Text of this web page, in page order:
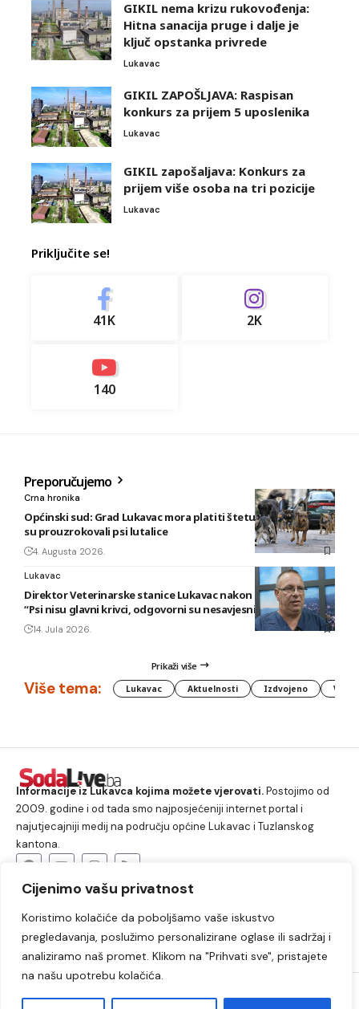
Cijenimo vašu privatnost
Koristimo kolačiće da poboljšamo vaše iskustvo
pregledavanja, poslužimo personalizirane oglase ili sadržaj i
analiziramo naš promet. Klikom na "Prihvati sve", pristajete
na našu upotrebu kolačića.
GIKIL nema krizu rukovođenja:
Hitna sanacija pruge i dalje je
ključ opstanka privrede
Lukavac
GIKIL ZAPOŠLJAVA: Raspisan
konkurs za prijem 5 uposlenika
Lukavac
GIKIL zapošaljava: Konkurs za
prijem više osoba na tri pozicije
Lukavac
Priključite se!
41K 2K
140
Preporučujemo
Crna hronika
Općinski sud: Grad Lukavac mora platiti štetu na vozilu koju
su prouzrokovali psi lutalice
4. Augusta 2026.
Lukavac
Direktor Veterinarske stanice Lukavac nakon novog napada:
“Psi nisu glavni krivci, odgovorni su nesavjesni vlasnici”
14. Jula 2026.
Prikaži više
Više tema: Lukavac Aktuelnosti Izdvojeno
Informacije iz Lukavca kojima možete vjerovati.Postojimo od
2009. godine i od tada smo najposjećeniji internet portal i
najutjecajniji medij na području općine Lukavac i Tuzlanskog
kantona.
Lukavac Društvo Crna hronika
Sport
Kultura
Kolumne Slobodno vrijeme